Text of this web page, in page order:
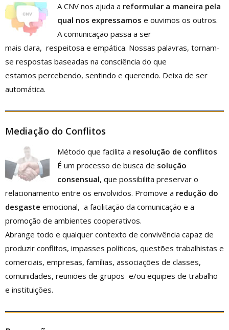
A CNV nos ajuda a reformular a maneira pela
qual nos expressamos e ouvimos os outros.
A comunicação passa a ser
mais clara, respeitosa e empática. Nossas palavras, tornam-
se respostas baseadas na consciência do que
estamos percebendo, sentindo e querendo. Deixa de ser
automática.
Mediação do Conflitos
Método que facilita a resolução de conflitos
É um processo de busca de solução
consensual, que possibilita preservar o
relacionamento entre os envolvidos. Promove a redução do
desgaste emocional, a facilitação da comunicação e a
promoção de ambientes cooperativos.
Abrange todo e qualquer contexto de convivência capaz de
produzir conflitos, impasses políticos, questões trabalhistas e
comerciais, empresas, famílias, associações de classes,
comunidades, reuniões de grupos e/ou equipes de trabalho
e instituições.